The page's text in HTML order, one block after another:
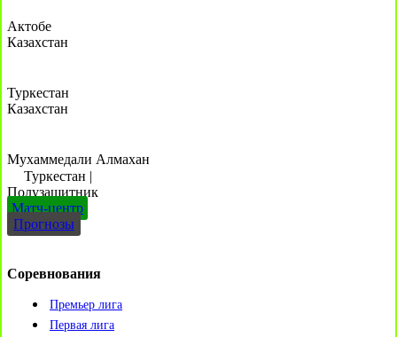
Актобе
Казахстан
Туркестан
Казахстан
Мухаммедали Алмахан
Туркестан |
Полузащитник
Матч-центр
Прогнозы
Соревнования
Премьер лига
Первая лига